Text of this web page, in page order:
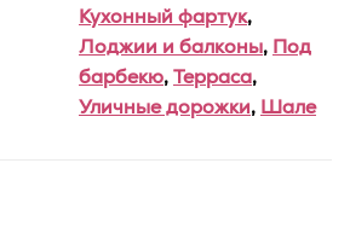
Кухонный фартук,
Лоджии и балконы, Под
барбекю,Терраса,
Уличные дорожки, Шале